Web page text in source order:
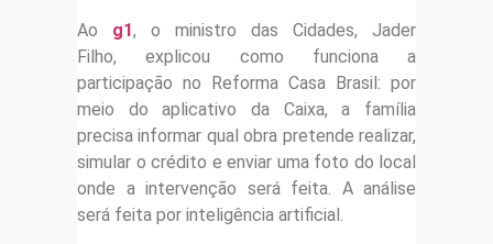
Ao g1, o ministro das Cidades, Jader
Filho, explicou como funciona a
participação no Reforma Casa Brasil: por
meio do aplicativo da Caixa, a família
precisa informar qual obra pretende realizar,
simular o crédito e enviar uma foto do local
onde a intervenção será feita. A análise
será feita por inteligência artificial.